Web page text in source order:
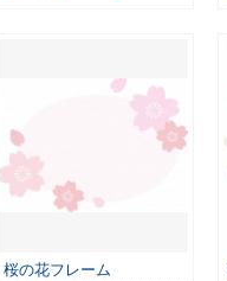
桜の花フレーム